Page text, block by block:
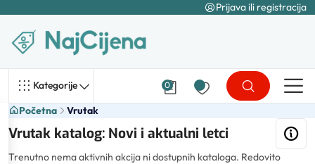
Prijava ili registracija
Kategorije 0
Početna Vrutak
Vrutak katalog: Novi i aktualni letci
Trenutno nema aktivnih akcija ni dostupnih kataloga. Redovito